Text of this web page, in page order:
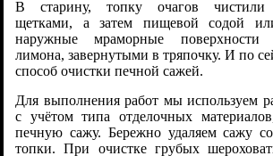
В старину, топку очагов чистили
щетками, а затем пищевой содой
наружные мраморные
лимона, завернутыми в тряпочку. И по
способ очистки печной сажей.
Для выполнения работ мы используем
с учётом типа отделочных
печную сажу. Бережно удаляем сажу
топки. При очистке грубых